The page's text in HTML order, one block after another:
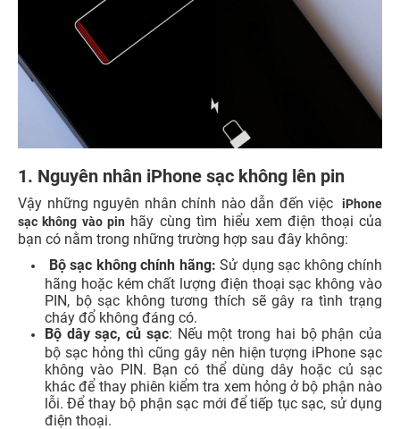
1. Nguyên nhân iPhone sạc không lên pin
Vậy những nguyên nhân chính nào dẫn đến việc
iPhone
sạc không vào pin hãy cùng tìm hiểu xem điện thoại của
bạn có nằm trong những trường hợp sau đây không:
Bộ sạc không chính hãng: Sử dụng sạc không chính
hãng hoặc kém chất lượng điện thoại sạc không vào
PIN, bộ sạc không tương thích sẽ gây ra tình trạng
cháy đổ không đáng có.
Bộ dây sạc, củ sạc: Nếu một trong hai bộ phận của
bộ sạc hỏng thì cũng gây nên hiện tượng iPhone sạc
không vào PIN. Bạn có thể dùng dây hoặc củ sạc
khác để thay phiên kiểm tra xem hỏng ở bộ phận nào
lỗi. Để thay bộ phận sạc mới để tiếp tục sạc, sử dụng
điện thoại.